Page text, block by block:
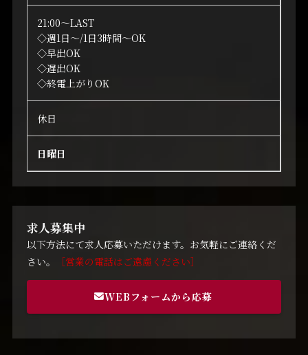
21:00～LAST
◇週1日～/1日3時間～OK
◇早出OK
◇遅出OK
◇終電上がりOK
休日
日曜日
求人募集中
以下方法にて求人応募いただけます。お気軽にご連絡くだ
さい。
［営業の電話はご遠慮ください］
WEBフォームから応募